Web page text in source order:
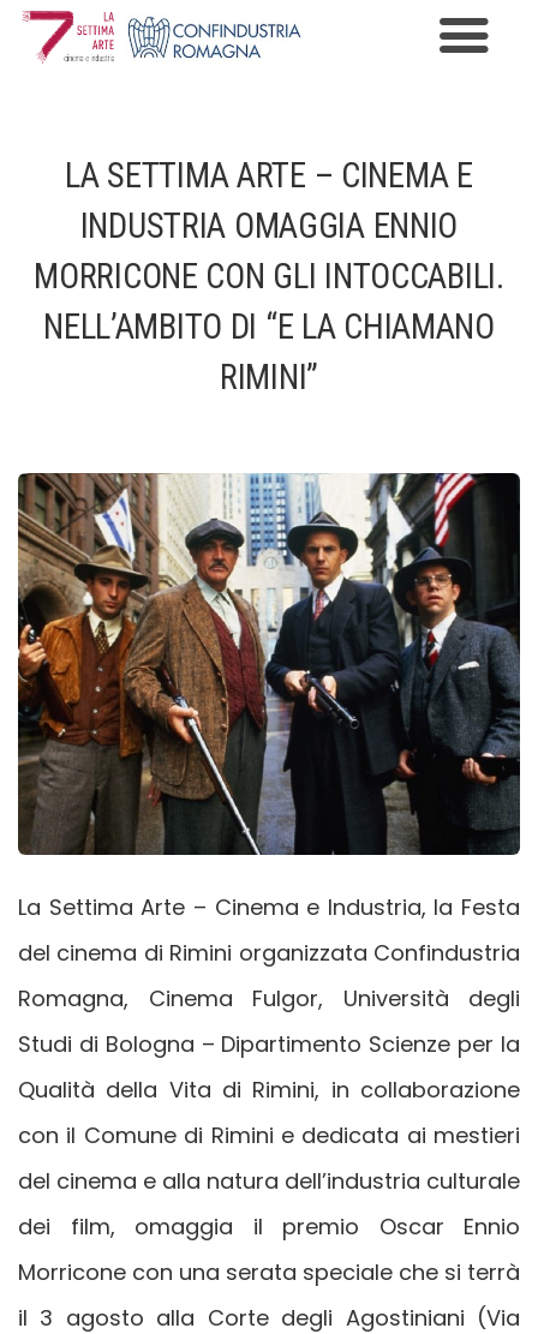
Programma
Edizioni
News
Gallery
LA SETTIMA ARTE – CINEMA E
INDUSTRIA OMAGGIA ENNIO
MORRICONE CON GLI INTOCCABILI.
NELL’AMBITO DI “E LA CHIAMANO
RIMINI”
La Settima Arte – Cinema e Industria, la Festa
del cinema di Rimini organizzata Confindustria
Romagna, Cinema Fulgor, Università degli
Studi di Bologna – Dipartimento Scienze per la
Qualità della Vita di Rimini, in collaborazione
con il Comune di Rimini e dedicata ai mestieri
del cinema e alla natura dell’industria culturale
dei film, omaggia il premio Oscar Ennio
Morricone con una serata speciale che si terrà
il 3 agosto alla Corte degli Agostiniani (Via